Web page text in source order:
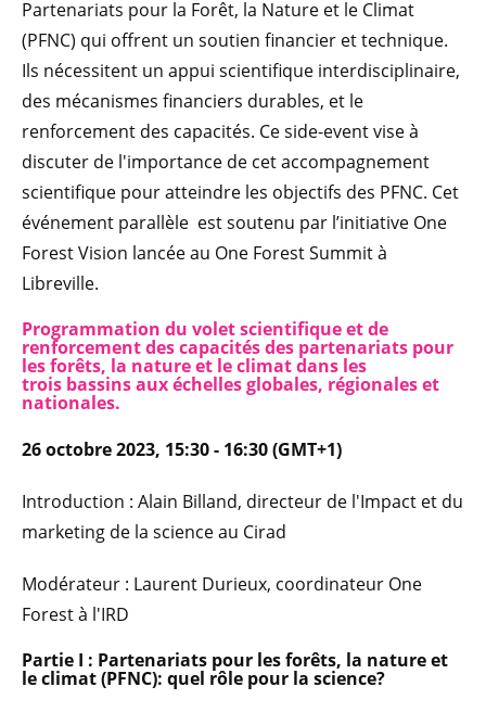
Partenariats pour la Forêt, la Nature et le Climat
(PFNC) qui offrent un soutien financier et technique.
Ils nécessitent un appui scientifique interdisciplinaire,
des mécanismes financiers durables, et le
renforcement des capacités. Ce side-event vise à
discuter de l'importance de cet accompagnement
scientifique pour atteindre les objectifs des PFNC. Cet
événement parallèle est soutenu par l’initiative One
Forest Vision lancée au One Forest Summit à
Libreville.
Programmation du volet scientifique et de
renforcement des capacités des partenariats pour
les forêts, la nature et le climat dans les
trois bassins aux échelles globales, régionales et
nationales.
26 octobre 2023, 15:30 - 16:30 (GMT+1)
Introduction : Alain Billand, directeur de l'Impact et du
marketing de la science au Cirad
Modérateur : Laurent Durieux, coordinateur One
Forest à l'IRD
Partie I : Partenariats pour les forêts, la nature et
le climat (PFNC): quel rôle pour la science?